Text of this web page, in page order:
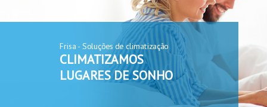
Frisa - Soluções de climatização
CLIMATIZAMOS
LUGARES DE SONHO